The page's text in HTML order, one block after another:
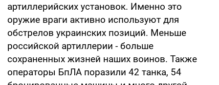
артиллерийских установок. Именно это
оружие враги активно используют для
обстрелов украинских позиций. Меньше
российской артиллерии - больше
сохраненных жизней наших воинов. Также
операторы БпЛА поразили 42 танка, 54